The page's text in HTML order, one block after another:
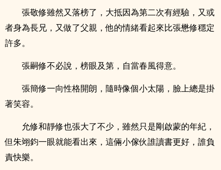
張敬修雖然又落榜了，大抵因為第二次有經驗，又或
者身為長兄，又做了父親，他的情緒看起來比張懋修穩定
許多。
張嗣修不必說，榜眼及第，自當春風得意。
張簡修一向性格開朗，隨時像個小太陽，臉上總是掛
著笑容。
允修和靜修也張大了不少，雖然只是剛啟蒙的年紀，
但朱翊鈞一眼就能看出來，這倆小傢伙誰讀書更好，誰負
責快樂。